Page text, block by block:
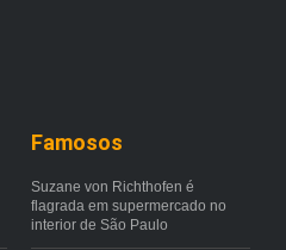
Famosos
Suzane von Richthofen é
flagrada em supermercado no
interior de São Paulo